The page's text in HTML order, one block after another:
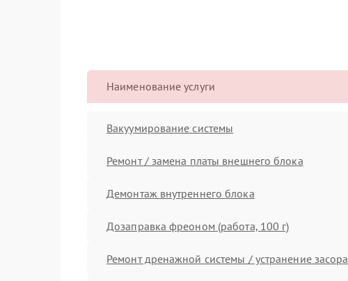
Наименование услуги
Вакуумирование системы
Ремонт / замена платы внешнего блока
Демонтаж внутреннего блока
Дозаправка фреоном (работа, 100 г)
Ремонт дренажной системы / устранение засора